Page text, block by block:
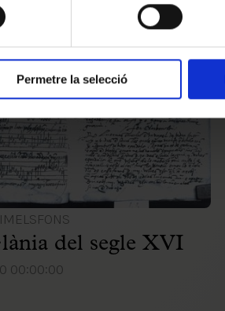
Permetre la selecció
del segle XVI
00:00:00